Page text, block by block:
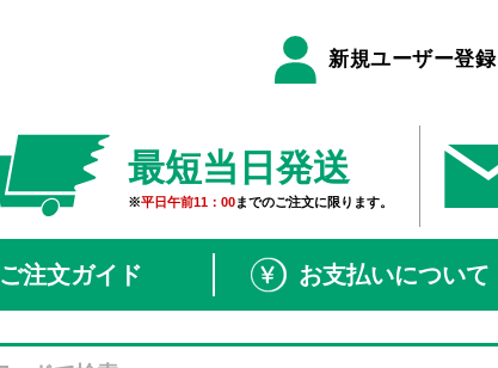
新規ユーザー登録
最短当日発送
※平日午前11：00までのご注文に限ります。
ご注文ガイド お支払いについて